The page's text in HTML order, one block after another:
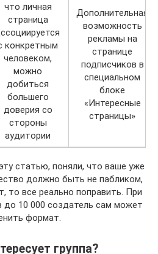
что личная
страница
конкретным
человеком,
можно
добиться
большего
доверия со
стороны
аудитории
Дополнительная
возможность
рекламы на
странице
подписчиков в
специальном
блоке
«Интересные
страницы»
статью, поняли, что ваше уже
должно быть не пабликом,
то все реально поправить. При
до 10 000 создатель сам может
формат.
группа?